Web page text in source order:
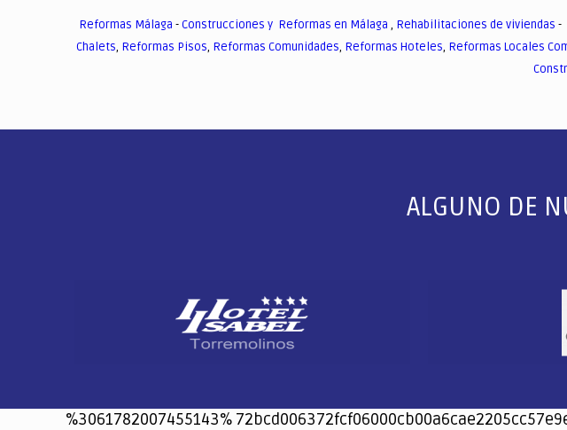
Reformas Málaga -Construcciones y Reformas en Málaga , Rehabilitaciones de viviendas -
Chalets, Reformas Pisos, Reformas Comunidades, Reformas Hoteles, Reformas Locales
ALGUNO DE
%3061782007455143%